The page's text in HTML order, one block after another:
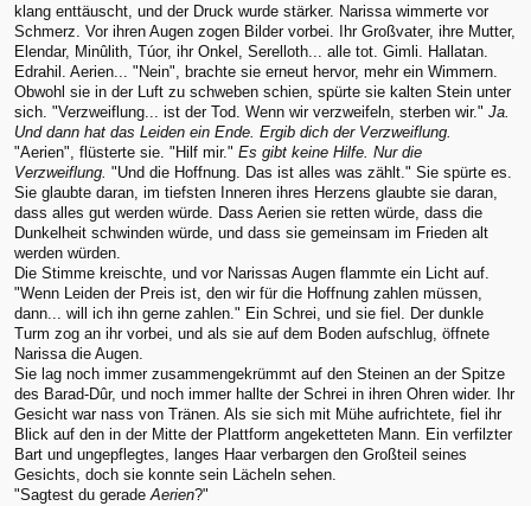
klang enttäuscht, und der Druck wurde stärker. Narissa wimmerte vor
Schmerz. Vor ihren Augen zogen Bilder vorbei. Ihr Großvater, ihre Mutter,
Elendar, Minûlith, Túor, ihr Onkel, Serelloth... alle tot. Gimli. Hallatan.
Edrahil. Aerien... "Nein", brachte sie erneut hervor, mehr ein Wimmern.
Obwohl sie in der Luft zu schweben schien, spürte sie kalten Stein unter
sich. "Verzweiflung... ist der Tod. Wenn wir verzweifeln, sterben wir." Ja.
Und dann hat das Leiden ein Ende. Ergib dich der Verzweiflung.
"Aerien", flüsterte sie. "Hilf mir." Es gibt keine Hilfe. Nur die
Verzweiflung. "Und die Hoffnung. Das ist alles was zählt." Sie spürte es.
Sie glaubte daran, im tiefsten Inneren ihres Herzens glaubte sie daran,
dass alles gut werden würde. Dass Aerien sie retten würde, dass die
Dunkelheit schwinden würde, und dass sie gemeinsam im Frieden alt
werden würden.
Die Stimme kreischte, und vor Narissas Augen flammte ein Licht auf.
"Wenn Leiden der Preis ist, den wir für die Hoffnung zahlen müssen,
dann... will ich ihn gerne zahlen." Ein Schrei, und sie fiel. Der dunkle
Turm zog an ihr vorbei, und als sie auf dem Boden aufschlug, öffnete
Narissa die Augen.
Sie lag noch immer zusammengekrümmt auf den Steinen an der Spitze
des Barad-Dûr, und noch immer hallte der Schrei in ihren Ohren wider. Ihr
Gesicht war nass von Tränen. Als sie sich mit Mühe aufrichtete, fiel ihr
Blick auf den in der Mitte der Plattform angeketteten Mann. Ein verfilzter
Bart und ungepflegtes, langes Haar verbargen den Großteil seines
Gesichts, doch sie konnte sein Lächeln sehen.
"Sagtest du geradeAerien?"